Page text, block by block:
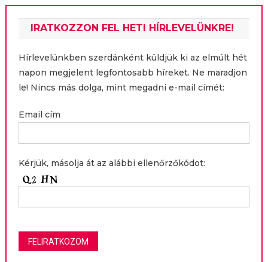
IRATKOZZON FEL HETI HÍRLEVELÜNKRE!
Hírlevelünkben szerdánként küldjük ki az elmúlt hét
napon megjelent legfontosabb híreket. Ne maradjon
le! Nincs más dolga, mint megadni e-mail címét:
Email cím
Kérjük, másolja át az alábbi ellenőrzőkódot: